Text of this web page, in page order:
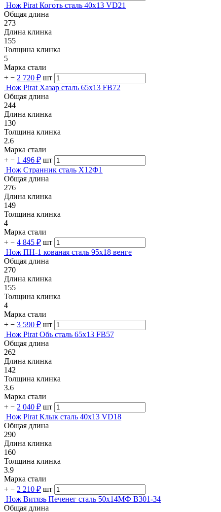
Нож Pirat Коготь сталь 40х13 VD21
Общая длина
273
Длина клинка
155
Толщина клинка
5
Марка стали
+ − 2 720 ₽ шт
Нож Pirat Хазар сталь 65х13 FB72
Общая длина
244
Длина клинка
130
Толщина клинка
2.6
Марка стали
+ − 1 496 ₽ шт
Нож Странник сталь Х12Ф1
Общая длина
276
Длина клинка
149
Толщина клинка
4
Марка стали
+ − 4 845 ₽ шт
Нож ПН-1 кованая сталь 95х18 венге
Общая длина
270
Длина клинка
155
Толщина клинка
4
Марка стали
+ − 3 590 ₽ шт
Нож Pirat Обь сталь 65х13 FB57
Общая длина
262
Длина клинка
142
Толщина клинка
3.6
Марка стали
+ − 2 040 ₽ шт
Нож Pirat Клык сталь 40х13 VD18
Общая длина
290
Длина клинка
160
Толщина клинка
3.9
Марка стали
+ − 2 210 ₽ шт
Нож Витязь Печенег cталь 50х14МФ B301-34
Общая длина